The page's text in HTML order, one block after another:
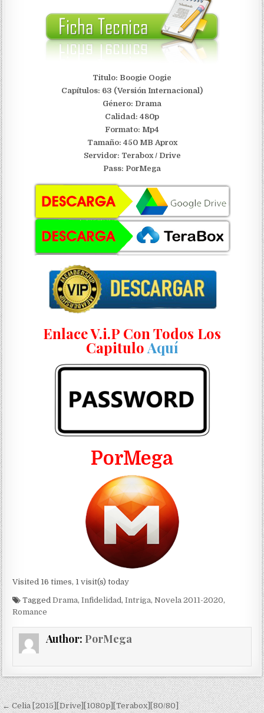
Titulo: Boogie Oogie
Capítulos: 63 (Versión Internacional)
Género: Drama
Calidad: 480p
Formato: Mp4
Tamaño: 450 MB Aprox
Servidor: Terabox / Drive
Pass: PorMega
Enlace V.i.P Con Todos Los
CapituloAquí
PorMega
Visited 16 times, 1 visit(s) today
TaggedDrama,Infidelidad ,Intriga,Novela 2011-2020,
Romance
Author: PorMega
Navegación de entradas
← Celia [2015][Drive][1080p][Terabox][80/80]